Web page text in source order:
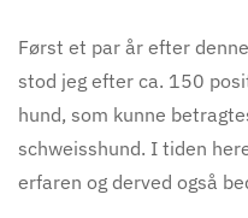
Først et par år efter
stod jeg efter ca. 150
hund, som kunne
schweisshund. I tiden
erfaren og derved også